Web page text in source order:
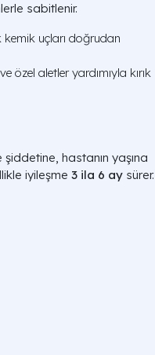
sabitlenir.
kemik uçları doğrudan
özel aletler yardımıyla kırık
şiddetine, hastanın yaşına
iyileşme 3 ila 6 ay sürer.